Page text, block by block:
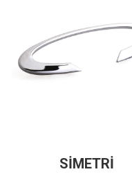
SİMETRİ